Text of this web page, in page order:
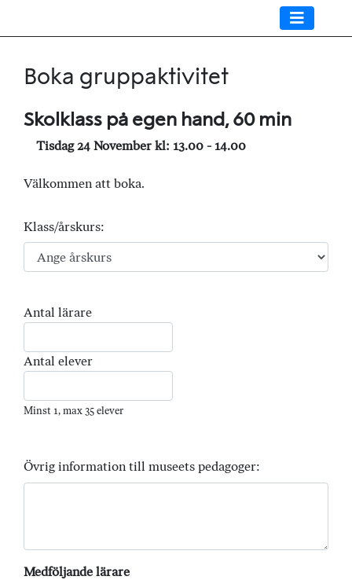
Boka gruppaktivitet
Skolklass på egen hand, 60 min
Tisdag 24 November kl: 13.00 - 14.00
Välkommen att boka.
Klass/årskurs:
Antal lärare
Antal elever
Minst 1, max 35 elever
Övrig information till museets pedagoger:
Medföljande lärare